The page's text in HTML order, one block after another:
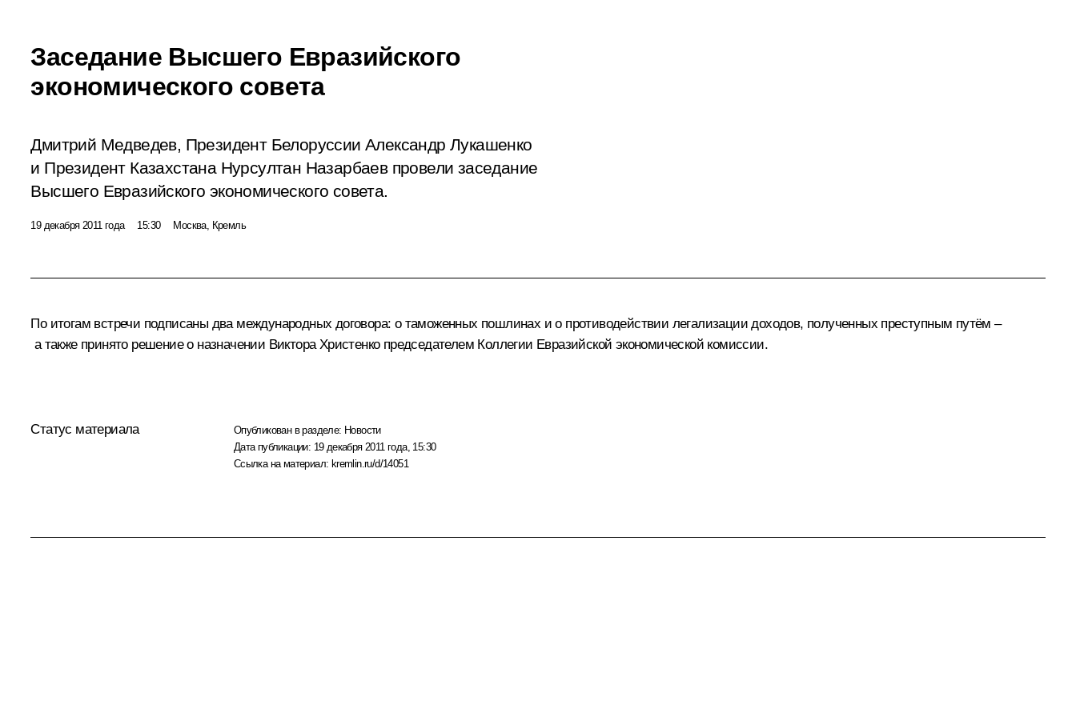
Заседание Высшего Евразийского
экономического совета
Дмитрий Медведев, Президент Белоруссии Александр Лукашенко
и Президент Казахстана Нурсултан Назарбаев провели заседание
Высшего Евразийского экономического совета.
19 декабря 2011 года 15:30 Москва, Кремль
По итогам встречи подписаны два международных договора: о таможенных пошлинах и о противодействии легализации доходов, полученных преступным путём –
а также принято решение о назначении Виктора Христенкопредседателем Коллегии Евразийской экономической комиссии.
Статус материала Опубликован в разделе: Новости
Дата публикации: 19 декабря 2011 года, 15:30
Ссылка на материал: kremlin.ru/d/14051